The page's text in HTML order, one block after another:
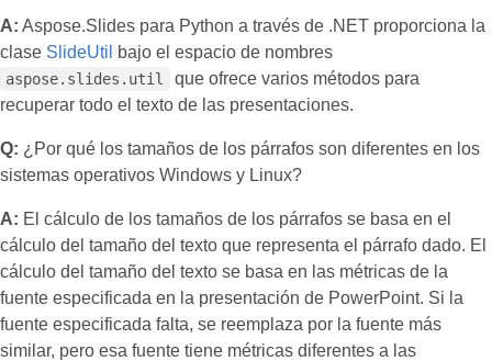
A: Aspose.Slides para Python a través de .NET proporciona la
clase SlideUtil bajo el espacio de nombres
aspose.slides.util
que ofrece varios métodos para
recuperar todo el texto de las presentaciones.
Q: ¿Por qué los tamaños de los párrafos son diferentes en los
sistemas operativos Windows y Linux?
A: El cálculo de los tamaños de los párrafos se basa en el
cálculo del tamaño del texto que representa el párrafo dado. El
cálculo del tamaño del texto se basa en las métricas de la
fuente especificada en la presentación de PowerPoint. Si la
fuente especificada falta, se reemplaza por la fuente más
similar, pero esa fuente tiene métricas diferentes a las